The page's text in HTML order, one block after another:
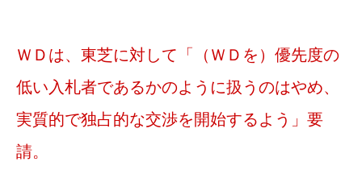
ＷＤは、東芝に対して「（ＷＤを）優先度の
低い入札者であるかのように扱うのはやめ、
実質的で独占的な交渉を開始するよう」要
請。